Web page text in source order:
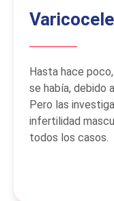
Varicocele
Hasta hace
se había, debido
Pero las
infertilidad
todos los casos.